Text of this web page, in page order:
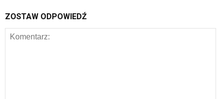
ZOSTAW ODPOWIEDŹ